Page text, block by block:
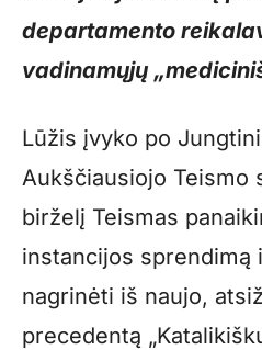
departamento
vadinamųjų
Lūžis įvyko po
Aukščiausiojo Teismo
birželį Teismas
instancijos sprendimą
nagrinėti iš naujo,
precedentą